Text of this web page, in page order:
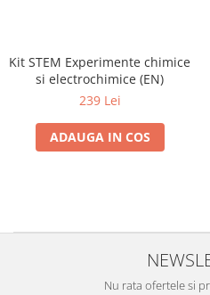
Kit STEM Experimente chimice
si electrochimice (EN)
239 Lei
ADAUGA IN COS
Nu rata ofertele si